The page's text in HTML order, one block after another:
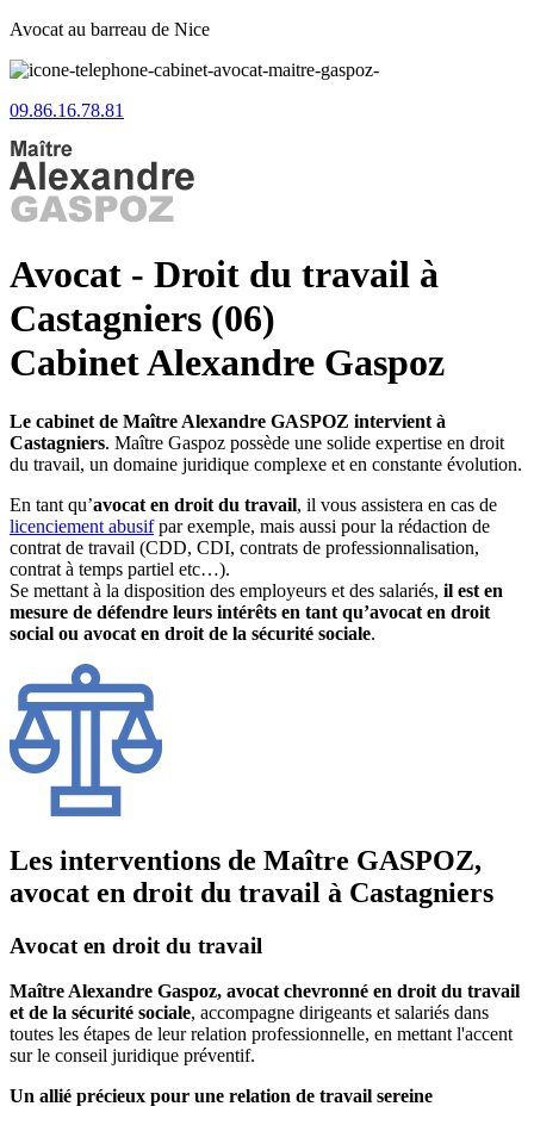
Avocat au barreau de Nice
09.86.16.78.81
Avocat - Droit du travail à
Castagniers (06)
Cabinet Alexandre Gaspoz
Le cabinet de Maître Alexandre GASPOZ intervient à
Castagniers. Maître Gaspoz possède une solide expertise en droit
du travail, un domaine juridique complexe et en constante évolution.
En tant qu’avocat en droit du travail, il vous assistera en cas de
licenciement abusifpar exemple, mais aussi pour la rédaction de
contrat de travail (CDD, CDI, contrats de professionnalisation,
contrat à temps partiel etc…).
Se mettant à la disposition des employeurs et des salariés, il est en
mesure de défendre leurs intérêts en tant qu’avocat en droit
social ou avocat en droit de la sécurité sociale.
Les interventions de Maître GASPOZ,
avocat en droit du travail à Castagniers
Avocat en droit du travail
Maître Alexandre Gaspoz, avocat chevronné en droit du travail
et de la sécurité sociale, accompagne dirigeants et salariés dans
toutes les étapes de leur relation professionnelle, en mettant l'accent
sur le conseil juridique préventif.
Un allié précieux pour une relation de travail sereine